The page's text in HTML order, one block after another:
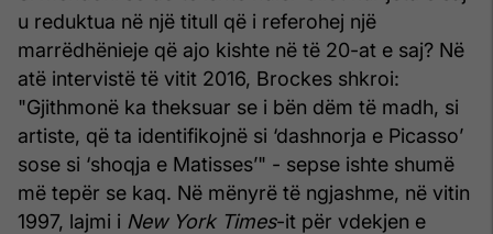
u reduktua në një titull që i referohej një
marrëdhënieje që ajo kishte në të 20-at e saj? Në
atë intervistë të vitit 2016, Brockes shkroi:
"Gjithmonë ka theksuar se i bën dëm të madh, si
artiste, që ta identifikojnë si ‘dashnorja e Picasso’
sose si ‘shoqja e Matisses’" - sepse ishte shumë
më tepër se kaq. Në mënyrë të ngjashme, në vitin
1997, lajmi i New York Times-it për vdekjen e